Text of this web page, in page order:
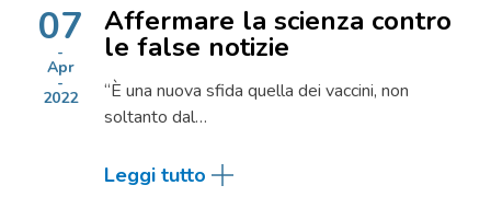
07
Apr
2022
Affermare la scienza contro
le false notizie
“È una nuova sfida quella dei vaccini, non
soltanto dal…
Leggi tutto